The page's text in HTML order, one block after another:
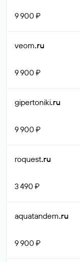
9 900 ₽
veom.ru
9 900 ₽
gipertoniki.ru
9 900 ₽
roquest.ru
3 490 ₽
aquatandem.ru
9 900 ₽